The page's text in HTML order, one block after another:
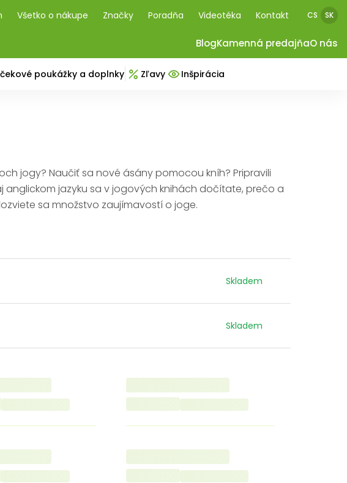
Všetko o nákupe Značky Poradňa Videotéka Kontakt CS SK
BlogKamenná predajňaO nás
poukážky a doplnky Zľavy Inšpirácia
jogy? Naučiť sa nové ásány pomocou kníh? Pripravili
anglickom jazyku sa v jogových knihách dočítate, prečo a
sa množstvo zaujímavostí o joge.
Skladem
Skladem